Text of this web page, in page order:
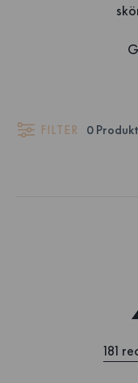
FILTER 0
181